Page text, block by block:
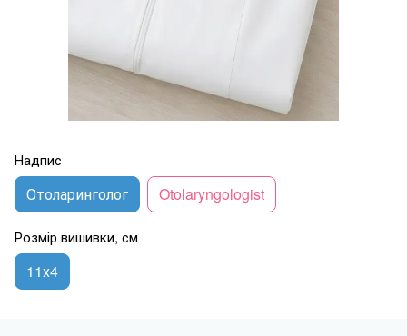
Надпис
Отоларинголог Otolaryngologist
Розмір вишивки, см
11х4